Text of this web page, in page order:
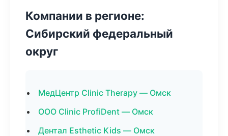
Компании в регионе:
Сибирский федеральный
округ
МедЦентр Clinic Therapy — Омск
ООО Clinic ProfiDent — Омск
Дентал Esthetic Kids — Омск